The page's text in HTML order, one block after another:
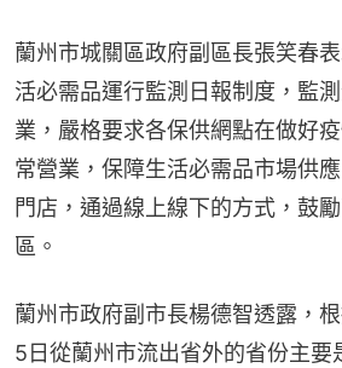
蘭州市城關區政府副區長張笑春
活必需品運行監測日報制度，監
業，嚴格要求各保供網點在做好
常營業，保障生活必需品市場供
門店，通過線上線下的方式，鼓
區。
蘭州市政府副市長楊德智透露，
5日從蘭州市流出省外的省份主要